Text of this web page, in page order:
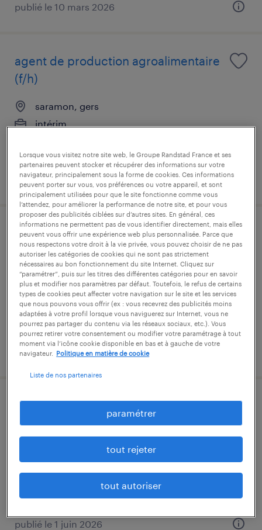
publié le 10 mars 2026
agent de production agroalimentaire
(f/h)
saramon, gers
intérim
publié le 28 juillet 2026
technicien de maintenance
production (f/h)
villecomtal-sur-arros, gers
intérim
17,20 € par heure
publié le 5 août 2026
chef de projet lean (f/h)
publié le 1 juin 2026
Lorsque vous visitez notre site web, le Groupe Randstad France et ses
partenaires peuvent stocker et récupérer des informations sur votre
navigateur, principalement sous la forme de cookies. Ces informations
peuvent porter sur vous, vos préférences ou votre appareil, et sont
principalement utilisées pour que le site fonctionne comme vous
l’attendez, pour améliorer la performance de notre site, et pour vous
proposer des publicités ciblées sur d’autres sites. En général, ces
informations ne permettent pas de vous identifier directement, mais elles
peuvent vous offrir une expérience web plus personnalisée. Parce que
nous respectons votre droit à la vie privée, vous pouvez choisir de ne pas
autoriser les catégories de cookies qui ne sont pas strictement
nécessaires au bon fonctionnement du site Internet. Cliquez sur
“paramétrer”, puis sur les titres des différentes catégories pour en savoir
plus et modifier nos paramètres par défaut. Toutefois, le refus de certains
types de cookies peut affecter votre navigation sur le site et les services
que nous pouvons vous offrir (ex : vous recevrez des publicités moins
adaptées à votre profil lorsque vous naviguerez sur Internet, vous ne
pourrez pas partager du contenu via les réseaux sociaux, etc.). Vous
pourrez retirer votre consentement ou modifier votre paramétrage à tout
moment via l’icône cookie disponible en bas et à gauche de votre
navigateur.
Politique en matière de cookie
Liste de nos partenaires
paramétrer
tout rejeter
tout autoriser